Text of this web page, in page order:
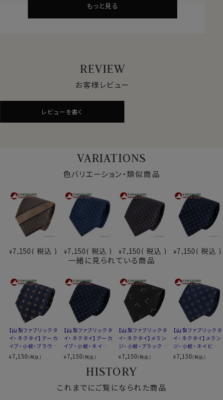
他ブランドからのデザイン依頼も多く、優れた品質が世界
的に認められています。
イドインジャパンの逸品です。
熟練の職人が手を加えたネクタイは随一の美しさです。
たの胸元を引き立てます。
ビジネスからカジュアルまで幅広く活躍。
●生地の特徴
アーカイブ・・・約100年ほど前に作られた柄を元に、現代
風に再構築した柄。
ビンテージ風でありながらモダンな印象。
ー山梨ネクタイを選ぶ理由ー
伝統と革新が織り成すデザイン
国内外での高い信頼
是非、この機会に「山梨ネクタイ」をお試しください。
あなたのスタイルを一段と格調高く魅力的にします。
素材
シルク100％
柄
小紋
ネイビーブルー 紺青
約 145cm
もっと見る
REVIEW
お客様レビュー
レビューを書く
VARIATIONS
色バリエーション・類似商品
¥7,150 税込 ¥7,150 税込 ¥7,150 税込 ¥7,150 税込
一緒に見られている商品
【山梨ファブリックタ
イ・ネクタイ】アーカ
イブ・小紋・ブラウ
ン・日本製
¥7,150(税込)
【山梨ファブリックタ
イ・ネクタイ】アーカ
イブ・小紋・ネイビー
ブルー・日本製
¥7,150(税込)
【山梨ファブリックタ
イ・ネクタイ】メラン
ジ・小紋・ブラック・
日本製
¥7,150(税込)
【山梨ファブリックタ
イ・ネクタイ】メラン
ジ・小紋・ネイビー
ブルー・日本製
¥7,150(税込)
HISTORY
これまでにご覧になられた商品